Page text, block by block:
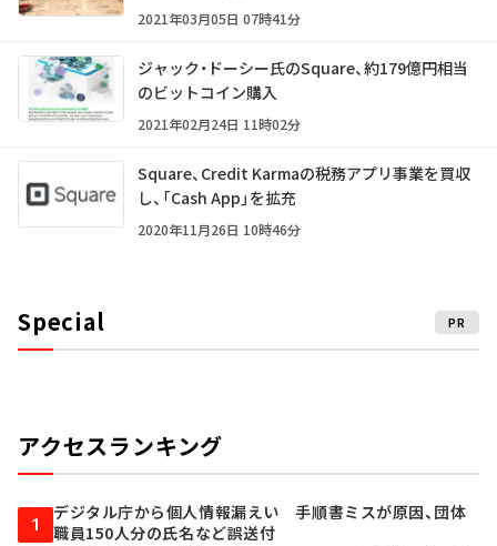
2021年03月05日 07時41分
ジャック・ドーシー氏のSquare、約179億円相当
のビットコイン購入
2021年02月24日 11時02分
Square、Credit Karmaの税務アプリ事業を買収
し、「Cash App」を拡充
2020年11月26日 10時46分
Special PR
アクセスランキング
1
デジタル庁から個人情報漏えい 手順書ミスが原因、団体
職員150人分の氏名など誤送付